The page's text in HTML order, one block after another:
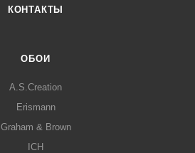
КОНТАКТЫ
ОБОИ
A.S.Creation
Erismann
Graham & Brown
ICH